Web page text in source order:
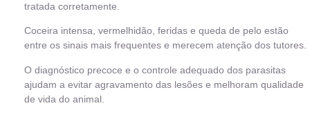
tratada corretamente.
Coceira intensa, vermelhidão, feridas e queda de pelo estão
entre os sinais mais frequentes e merecem atenção dos tutores.
O diagnóstico precoce e o controle adequado dos parasitas
ajudam a evitar agravamento das lesões e melhoram qualidade
de vida do animal.